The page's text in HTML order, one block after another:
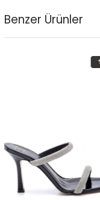
Benzer Ürünler